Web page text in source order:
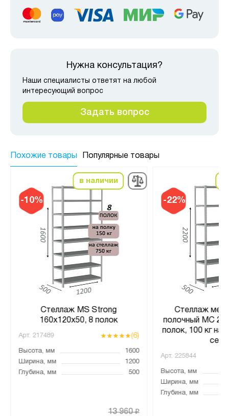
Нужна консультация?
Наши специалисты ответят на любой
интересующий вопрос
Задать вопрос
Похожие товары Популярные товары
-10%
в наличии
Стеллаж MS Strong
160х120х50, 8 полок
Арт. 217489 (6)
Высота, мм
1600
Ширина, мм
1200
Глубина, мм
500
13 960₽
-22%
Стеллаж
полочный МС
полок, 100 кг на
Арт. 225844
Высота, мм
Ширина, мм
Глубина, мм